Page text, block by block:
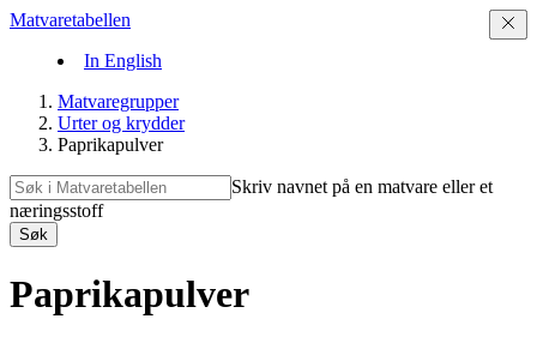
Matvaretabellen
In English
Matvaregrupper
Urter og krydder
Paprikapulver
Skriv navnet på en matvare eller et
næringsstoff
Søk
Paprikapulver